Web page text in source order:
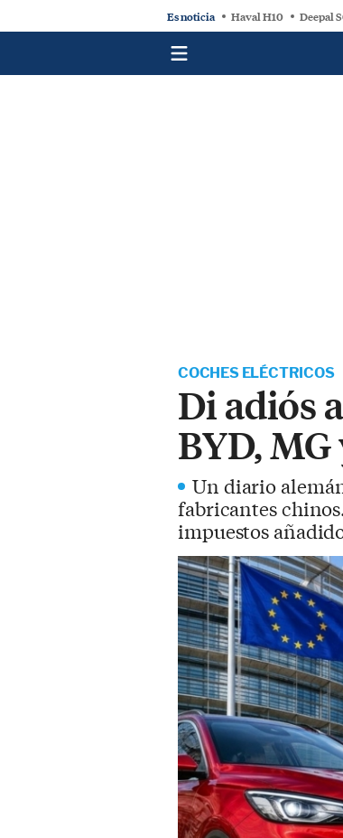
Es noticia Haval H10 Deepal
COCHES ELÉCTRICOS
Di adiós
BYD,
Un diario
fabricantes
impuestos